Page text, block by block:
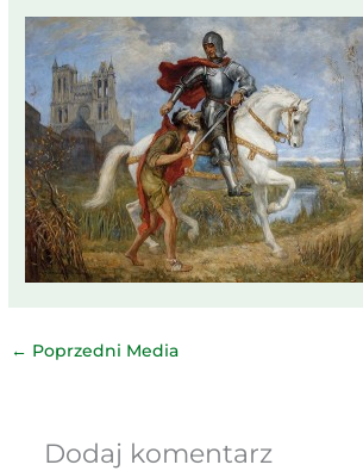
← Poprzedni Media
Dodaj komentarz